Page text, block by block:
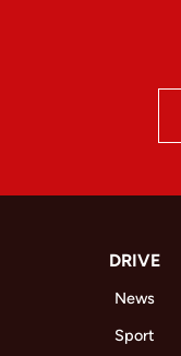
DRIVE
News
Sport